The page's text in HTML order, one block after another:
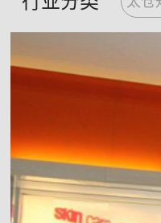
识，合理的收
供更优质、更理
Zhicheng decoration
grade qualification enterprise.
nationwide hotel, villas, shops,
have a number of well-equipped
conceptions are achieved
For more than 10 years,
from consulting, design, material
customer get more senior